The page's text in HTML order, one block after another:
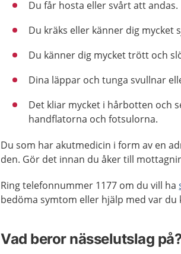
Du får hosta eller svårt att andas.
Du kräks eller känner dig mycket
Du känner dig mycket trött och
Dina läppar och tunga svullnar
Det kliar mycket i hårbotten och
handflatorna och fotsulorna.
Du som har akutmedicin i form av en
den. Gör det innan du åker till
Ring telefonnummer 1177 om du vill ha
bedöma symtom eller hjälp med var du
Vad beror nässelutslag